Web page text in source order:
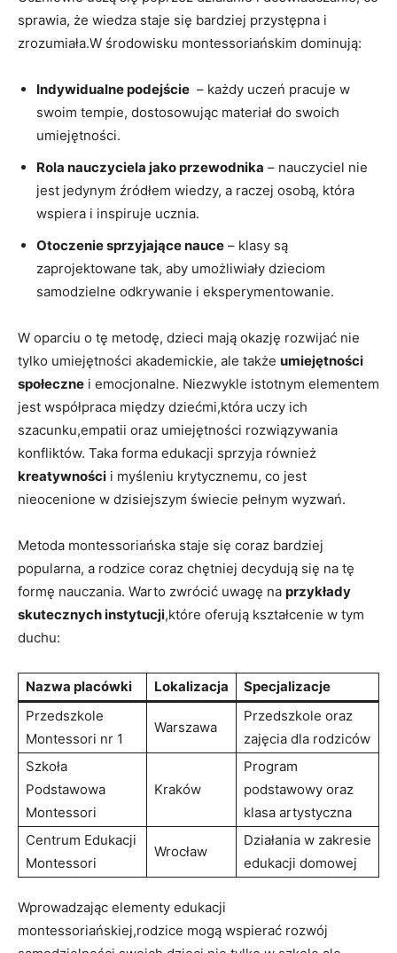
sprawia, że‌ wiedza staje ⁢się bardziej⁤ przystępna i
zrozumiała.W środowisku​ montessoriańskim dominują:
Indywidualne ⁢podejście ⁤ – ‍każdy uczeń pracuje w
swoim tempie,​ dostosowując materiał do swoich
umiejętności.
Rola nauczyciela jako przewodnika – nauczyciel ‌nie
‍jest⁣ jedynym źródłem⁤ wiedzy,‌ a ⁢raczej osobą, która
‌wspiera i inspiruje ‍ucznia.
Otoczenie sprzyjające nauce – klasy są
zaprojektowane tak, aby umożliwiały ⁢dzieciom
samodzielne odkrywanie i eksperymentowanie.
W oparciu o ⁤tę ​metodę, ⁤dzieci mają okazję rozwijać nie
tylko umiejętności akademickie, ale także umiejętności
⁣społeczne i emocjonalne. Niezwykle istotnym elementem
jest współpraca między dziećmi,która uczy ich
‍szacunku,empatii oraz ‍umiejętności rozwiązywania
konfliktów. Taka forma edukacji ​sprzyja również ⁣
kreatywności i myśleniu krytycznemu, co jest
nieocenione w dzisiejszym⁣ świecie pełnym ⁣wyzwań.
Metoda montessoriańska staje ⁢się coraz ⁢bardziej
popularna, a rodzice coraz ⁣chętniej decydują się na‌ tę⁣
formę ​nauczania. Warto zwrócić uwagę na przykłady
skutecznych instytucji,które oferują ⁤kształcenie w tym
duchu:
Nazwa ⁢placówki Lokalizacja
Specjalizacje
Przedszkole‍
Montessori nr 1
Warszawa
Przedszkole oraz​
zajęcia dla⁤ rodziców
Szkoła
Podstawowa
Montessori
Kraków
Program
podstawowy oraz
klasa artystyczna
Centrum‍ Edukacji
Montessori
Wrocław
Działania‌ w zakresie
⁢edukacji ‌domowej
Wprowadzając elementy edukacji
montessoriańskiej,rodzice mogą wspierać ⁤rozwój